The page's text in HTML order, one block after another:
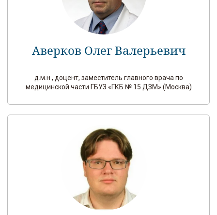
Аверков Олег Валерьевич
д.м.н., доцент, заместитель главного врача по
медицинской части ГБУЗ «ГКБ № 15 ДЗМ» (Москва)